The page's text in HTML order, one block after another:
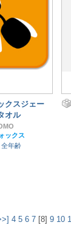
クスジェー
オル
ックス
全年齢
4 5 6 7 [8] 9 10